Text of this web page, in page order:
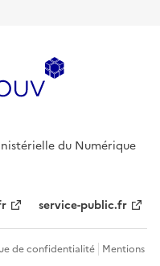
du Numérique
service-public.fr
de confidentialité Mentions